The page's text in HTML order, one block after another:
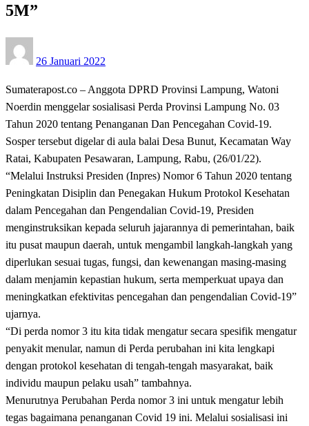
5M”
on
26 Januari 2022
Sumaterapost.co – Anggota DPRD Provinsi Lampung, Watoni
Noerdin menggelar sosialisasi Perda Provinsi Lampung No. 03
Tahun 2020 tentang Penanganan Dan Pencegahan Covid-19.
Sosper tersebut digelar di aula balai Desa Bunut, Kecamatan Way
Ratai, Kabupaten Pesawaran, Lampung, Rabu, (26/01/22).
“Melalui Instruksi Presiden (Inpres) Nomor 6 Tahun 2020 tentang
Peningkatan Disiplin dan Penegakan Hukum Protokol Kesehatan
dalam Pencegahan dan Pengendalian Covid-19, Presiden
menginstruksikan kepada seluruh jajarannya di pemerintahan, baik
itu pusat maupun daerah, untuk mengambil langkah-langkah yang
diperlukan sesuai tugas, fungsi, dan kewenangan masing-masing
dalam menjamin kepastian hukum, serta memperkuat upaya dan
meningkatkan efektivitas pencegahan dan pengendalian Covid-19”
ujarnya.
“Di perda nomor 3 itu kita tidak mengatur secara spesifik mengatur
penyakit menular, namun di Perda perubahan ini kita lengkapi
dengan protokol kesehatan di tengah-tengah masyarakat, baik
individu maupun pelaku usah” tambahnya.
Menurutnya Perubahan Perda nomor 3 ini untuk mengatur lebih
tegas bagaimana penanganan Covid 19 ini. Melalui sosialisasi ini